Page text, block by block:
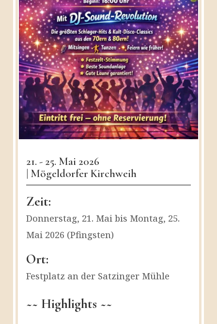
21. - 25. Mai 2026
| Mögeldorfer Kirchweih
Zeit:
Donnerstag, 21. Mai bis Montag, 25.
Mai 2026 (Pfingsten)
Ort:
Festplatz an der Satzinger Mühle
~~ Highlights ~~